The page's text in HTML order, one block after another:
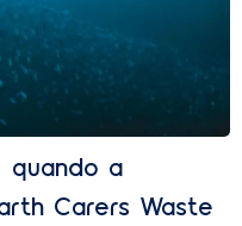
quando a
Carers Waste